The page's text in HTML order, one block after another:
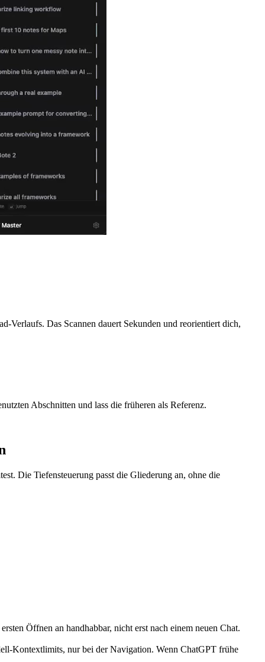
Verlaufs. Das Scannen dauert Sekunden und reorientiert dich,
Abschnitten und lass die früheren als Referenz.
Die Tiefensteuerung passt die Gliederung an, ohne die
Öffnen an handhabbar, nicht erst nach einem neuen Chat.
Kontextlimits, nur bei der Navigation. Wenn ChatGPT frühe